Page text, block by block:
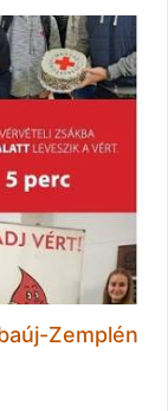
Zemplén